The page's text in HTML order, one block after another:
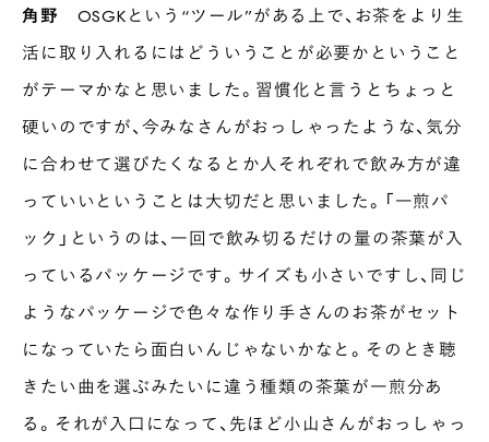
角野 OSGKという“ツール”がある上で、お茶をより生
活に取り入れるにはどういうことが必要かということ
がテーマかなと思いました。習慣化と言うとちょっと
硬いのですが、今みなさんがおっしゃったような、気分
に合わせて選びたくなるとか人それぞれで飲み方が違
っていいということは大切だと思いました。「一煎パ
ック」というのは、一回で飲み切るだけの量の茶葉が入
っているパッケージです。サイズも小さいですし、同じ
ようなパッケージで色々な作り手さんのお茶がセット
になっていたら面白いんじゃないかなと。そのとき聴
きたい曲を選ぶみたいに違う種類の茶葉が一煎分あ
る。それが入口になって、先ほど小山さんがおっしゃっ